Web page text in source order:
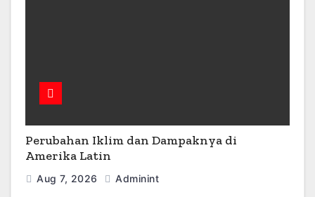
Perubahan Iklim dan Dampaknya di
Amerika Latin
Aug 7, 2026 Adminint